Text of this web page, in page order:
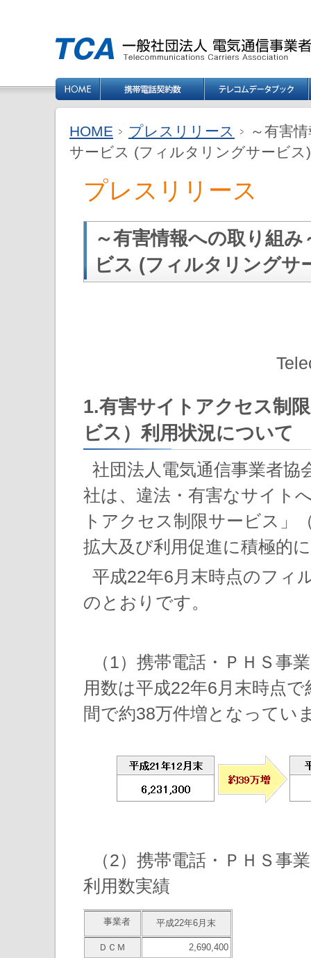
HOME プレスリリース
～有害
サービス (フィルタリングサービス
プレスリリース
～有害情報への取り組
ビス (フィルタリングサ
1.有害サイトアクセス制
ビス）利用状況について
社団法人電気通信事業者協
社は、違法・有害なサイト
トアクセス制限サービス」
拡大及び利用促進に積極的
平成22年6月末時点のフィ
のとおりです。
（1）携帯電話・ＰＨＳ事
用数は平成22年6月末時点
間で約38万件増となってい
（2）携帯電話・ＰＨＳ事
利用数実績
事業者 平成22年6月末
ＤＣＭ 2,690,400